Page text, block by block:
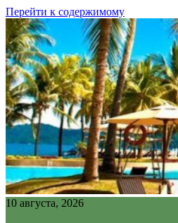
Перейти к содержимому
10 августа, 2026